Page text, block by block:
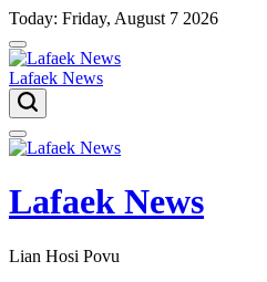
Skip
to
content
Today: Friday, August 7 2026
Lafaek News
Menu
Lafaek News
Lian Hosi Povu